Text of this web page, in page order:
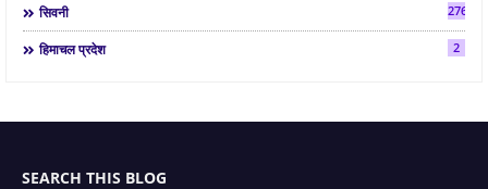
सिवनी 2763
हिमाचल प्रदेश 2
SEARCH THIS BLOG